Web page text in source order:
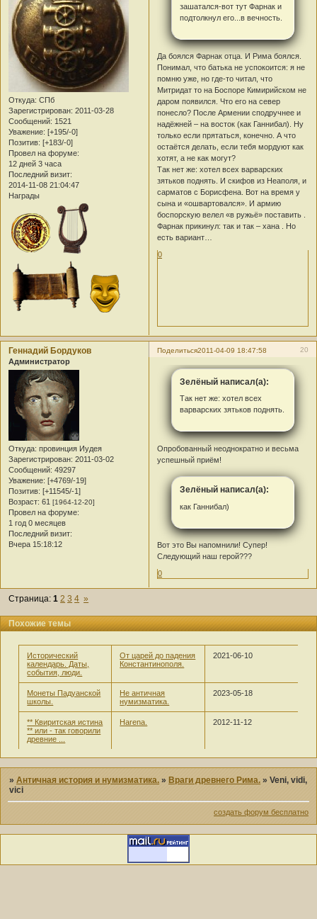
Откуда: СПб
Зарегистрирован: 2011-03-28
Сообщений: 1521
Уважение: [+195/-0]
Позитив: [+183/-0]
Провел на форуме:
12 дней 3 часа
Последний визит:
2014-11-08 21:04:47
Награды
зашатался-вот тут Фарнак и
подтолкнул его...в вечность.
Да боялся Фарнак отца. И Рима боялся.
Понимал, что батька не успокоится: я не
помню уже, но где-то читал, что
Митридат то на Боспоре Кимирийском не
даром появился. Что его на север
понесло? После Армении сподручнее и
надёжней – на восток (как Ганнибал). Ну
только если прятаться, конечно. А что
остаётся делать, если тебя мордуют как
хотят, а не как могут?
Так нет же: хотел всех варварских
зятьков поднять. И скифов из Неаполя, и
сарматов с Борисфена. Вот на время у
сына и «ошвартовался». И армию
боспорскую велел «в ружьё» поставить
Фарнак прикинул: так и так – хана
. Но
есть вариант…
0
Поделиться 20
2011-04-09 18:47:58
Геннадий Бордуков
Администратор
Откуда: провинция Иудея
Зарегистрирован: 2011-03-02
Сообщений: 49297
Уважение: [+4769/-19]
Позитив: [+11545/-1]
Возраст: 61 [1964-12-20]
Провел на форуме:
1 год 0 месяцев
Последний визит:
Вчера 15:18:12
Зелёный написал(а):
Так нет же: хотел всех
варварских зятьков поднять.
Опробованный неоднократно и весьма
успешный приём!
Зелёный написал(а):
как Ганнибал)
Вот это Вы напомнили! Супер!
Следующий наш герой???
0
Страница:1 2 3 4 »
Похожие темы
Исторический
календарь. Даты,
события, люди.
От царей до падения
Константинополя.
2021-06-10
Монеты Падуанской
школы.
Не античная
нумизматика.
2023-05-18
** Квиритская истина
** или - так говорили
древние ...
Harena. 2012-11-12
»Античная история и нумизматика. »Враги древнего Рима. »Veni, vidi,
vici
создать форум бесплатно